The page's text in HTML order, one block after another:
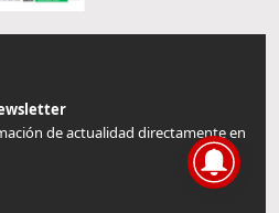
de actualidad directamente en